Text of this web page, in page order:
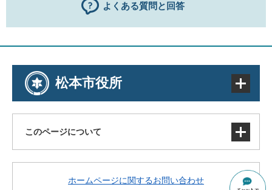
よくある質問と回答
松本市役所
このページについて
著作権・免責事項・リンク
ホームページに関するお問い合わせ